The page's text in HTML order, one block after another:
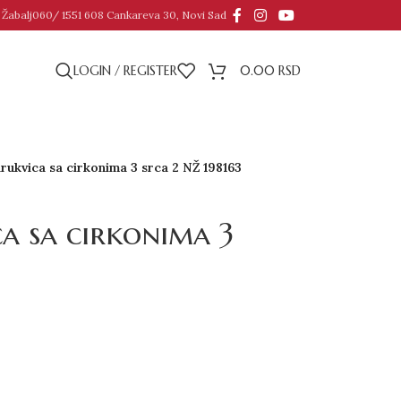
060/ 1551 608 Cankareva 30, Novi Sad
LOGIN / REGISTER 0.00 RSD
sa cirkonima 3 srca 2 NŽ 198163
sa cirkonima 3